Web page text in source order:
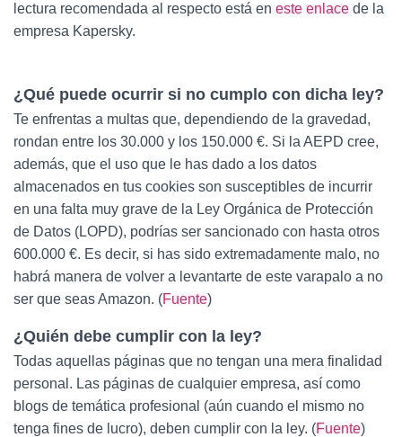
lectura recomendada al respecto está en este enlace de la
empresa Kapersky.
¿Qué puede ocurrir si no cumplo con dicha ley?
Te enfrentas a multas que, dependiendo de la gravedad,
rondan entre los 30.000 y los 150.000 €. Si la AEPD cree,
además, que el uso que le has dado a los datos
almacenados en tus cookies son susceptibles de incurrir
en una falta muy grave de la Ley Orgánica de Protección
de Datos (LOPD), podrías ser sancionado con hasta otros
600.000 €. Es decir, si has sido extremadamente malo, no
habrá manera de volver a levantarte de este varapalo a no
ser que seas Amazon. (Fuente)
¿Quién debe cumplir con la ley?
Todas aquellas páginas que no tengan una mera finalidad
personal. Las páginas de cualquier empresa, así como
blogs de temática profesional (aún cuando el mismo no
tenga fines de lucro), deben cumplir con la ley. (Fuente)